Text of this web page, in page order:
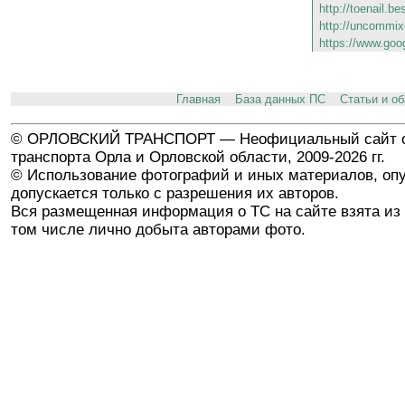
http://
http://
https://
Главная База данных ПС Статьи и
© ОРЛОВСКИЙ ТРАНСПОРТ — Неофициальный сайт
транспорта Орла и Орловской области, 2009-2026 гг.
© Использование фотографий и иных материалов,
допускается только с разрешения их авторов.
Вся размещенная информация о ТС на сайте взята из
том числе лично добыта авторами фото.